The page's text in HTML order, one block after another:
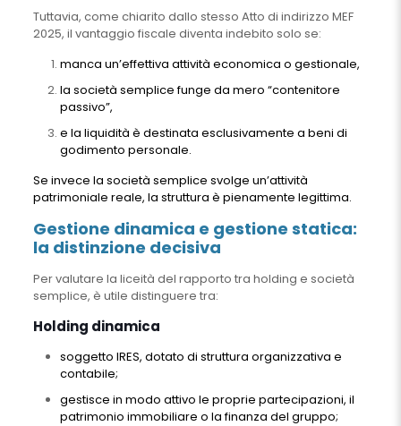
Tuttavia, come chiarito dallo stesso Atto di indirizzo MEF
2025, il vantaggio fiscale diventa indebito solo se:
manca un’effettiva attività economica o gestionale,
la società semplice funge da mero “contenitore
passivo”,
e la liquidità è destinata esclusivamente a beni di
godimento personale.
Se invece la società semplice svolge un’attività
patrimoniale reale, la struttura è pienamente legittima.
Gestione dinamica e gestione statica:
la distinzione decisiva
Per valutare la liceità del rapporto tra holding e società
semplice, è utile distinguere tra:
Holding dinamica
soggetto IRES, dotato di struttura organizzativa e
contabile;
gestisce in modo attivo le proprie partecipazioni, il
patrimonio immobiliare o la finanza del gruppo;